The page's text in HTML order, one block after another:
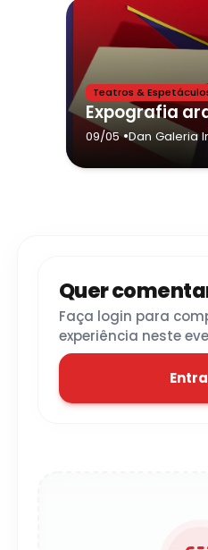
Teatros &
09/05•Dan Galeria
Votorantim
Quer
Faça login para
experiência neste